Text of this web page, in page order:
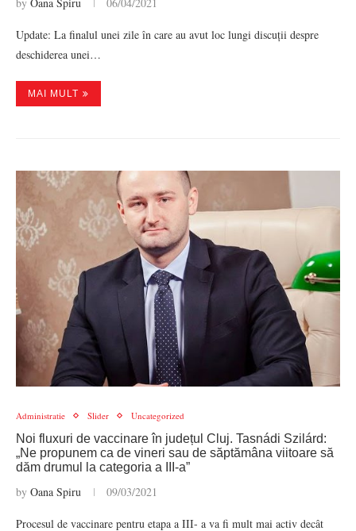
Update: La finalul unei zile în care au avut loc lungi discuții despre
deschiderea unei…
MAI MULT
Administratie Slider Uncategorized
Noi fluxuri de vaccinare în județul Cluj. Tasnádi Szilárd:
„Ne propunem ca de vineri sau de săptămâna viitoare să
dăm drumul la categoria a III-a”
by Oana Spiru 09/03/2021
Procesul de vaccinare pentru etapa a III- a va fi mult mai activ decât